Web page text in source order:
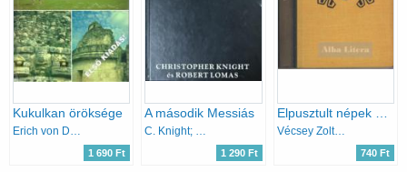
Kukulkan öröksége
Erich von Däniken
1 690 Ft
A második Messiás
C. Knight; R. Lomas
1 290 Ft
Elpusztult népek elpusztult kultúrák
Vécsey Zoltán
740 Ft